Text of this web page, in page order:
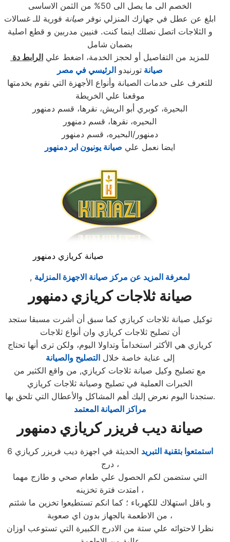
الخصم الى ما يصل الى 50% من الثمن الاساسى
ابلغ عن عطل في جهازك المنزلي نوفر صيانة فورية للـ غسالات
و الثلاجات اتصل نصلك اينما كنت. فنيين مدربين و قطع اصلية
بضمان شامل
للمزيد من التفاصيل أو لحجز الخدمة، اضغط علي الرابط دة
صيانة تورنيدو الرئيسي في مصر
للتعرف على خدمات الصيانة وأنواع الأجهزة التي نقوم بخدمتها
موقعنا علي الخريطة
البحيرة، كوبري أبو الريش، نقرها، قسم دمنهور
البحيره، نقرها، قسم دمنهور
دمنهور/البحيره، قسم دمنهور
ايضا نعمل علي صيانة يونيون اير دمنهور
صيانة كريازي دمنهور
, لمعرفة المزيد عن مركز صيانة الاجهزة المنزلية
صيانة ثلاجات كريازي دمنهور
توكيل صيانة ثلاجات كريازي كما سبق أن أشرت مسبقا ستجد
أن تصليح ثلاجات كريازي وان أنواع ثلاجات
كريازي هي الأكثر استخداماً وتداولا اليوم، ولكن ترى أنها تحتاج
إلى عناية خاصة خلالالتصليح والصيانة
مع تصليح وكيل صيانة ثلاجات كريازي, من واقع الكثير من
الخبرات العملية في تصليح وصيانة ثلاجات كريازي
ستجدنا اليوم نعرض إليك أهم المشاكل والأعطال التي تلحق بها.
مراكز الصيانة المعتمد
صيانة ديب فريزر كريازي دمنهور
استمتعوا بتقنية التبريد
الحديثة في اجهزة ديب فريزر كريازي 6
درج ،
التي ستضمن لكم الحصول علي طعام صحي و طازج مهما
امتدت فترة تخزينه ،
و باقل استهلاك للكهرباء ؛ كما انكم تستطيعوا تخزين ما شئتم
من الاطعمة بالجهاز بدون اي صعوبة ،
نظرا لاحتوائه علي ستة من الادرج الكبيرة التي تستوعب اوزان